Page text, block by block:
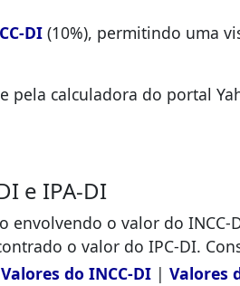
DI (10%), permitindo uma
pela calculadora do portal
e IPA-DI
envolvendo o valor do INCC-
o valor do IPC-DI.
Valores do INCC-DI | Valores